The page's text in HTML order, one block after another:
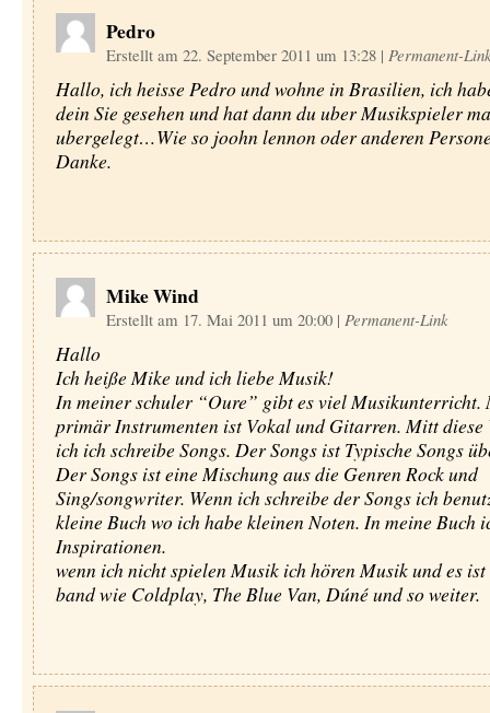
Pedro
Erstellt am 22. September 2011 um 13:28 | Permanent-
Hallo, ich heisse Pedro und wohne in Brasilien, ich
dein Sie gesehen und hat dann du uber Musikspieler
ubergelegt…Wie so joohn lennon oder anderen
Danke.
Mike Wind
Erstellt am 17. Mai 2011 um 20:00 | Permanent-Link
Hallo
Ich heiße Mike und ich liebe Musik!
In meiner schuler “Oure” gibt es viel Musikunterricht.
primär Instrumenten ist Vokal und Gitarren. Mitt diese
ich ich schreibe Songs. Der Songs ist Typische Songs
Der Songs ist eine Mischung aus die Genren Rock und
Sing/songwriter. Wenn ich schreibe der Songs ich
kleine Buch wo ich habe kleinen Noten. In meine Buch
Inspirationen.
wenn ich nicht spielen Musik ich hören Musik und es
band wie Coldplay, The Blue Van, Dúné und so weiter.